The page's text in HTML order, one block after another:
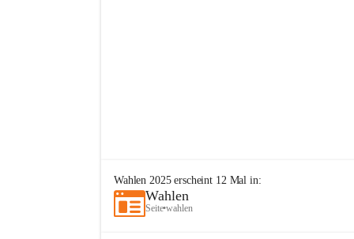
Wahlen 2025erscheint 12Mal in:
Wahlen
Seite•wahlen